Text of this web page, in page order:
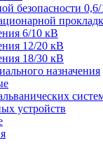
безопасности
6/10 кВ
12/20 кВ
18/30 кВ
назначения
устройств